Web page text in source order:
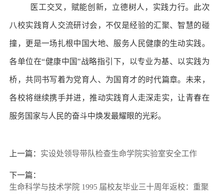
医工交叉，赋能创新，立德树人，实践力行。此次
八校实践育人交流研讨会，不仅是经验的汇聚、智慧的碰
撞，更是一场扎根中国大地、服务人民健康的生动实践。
各单位在“健康中国”战略指引下，以专业为基、以实践为
桥，共同书写着为党育人、为国育才的时代篇章。未来，
各校将继续携手并进，推动实践育人走深走实，让青春在
服务国家与人民的奋斗中焕发最耀眼的光彩。
上一篇： 实设处领导带队检查生命学院实验室安全工作
下一篇：
生命科学与技术学院 1995 届校友毕业三十周年返校：重聚